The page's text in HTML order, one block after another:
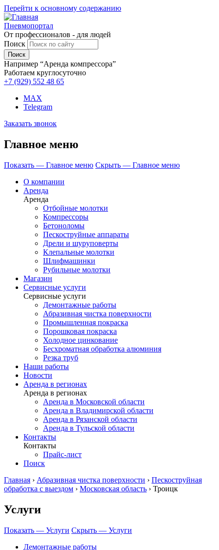
Перейти к основному содержанию
Пневмопортал
От профессионалов - для людей
Поиск
Например “Аренда компрессора”
Работаем круглосуточно
+7 (929) 552 48 65
MAX
Telegram
Заказать звонок
Главное меню
Показать — Главное меню Скрыть — Главное меню
О компании
Аренда
Аренда
Отбойные молотки
Компрессоры
Бетоноломы
Пескоструйные аппараты
Дрели и шуруповерты
Клепальные молотки
Шлифмашинки
Рубильные молотки
Магазин
Сервисные услуги
Сервисные услуги
Демонтажные работы
Абразивная чистка поверхности
Промышленная покраска
Порошковая покраска
Холодное цинкование
Бесхроматная обработка алюминия
Резка труб
Наши работы
Новости
Аренда в регионах
Аренда в регионах
Аренда в Московской области
Аренда в Владимирской области
Аренда в Рязанской области
Аренда в Тульской области
Контакты
Контакты
Прайс-лист
Поиск
Главная › Абразивная чистка поверхности › Пескоструйная
обработка с выездом › Московская область › Троицк
Услуги
Показать — Услуги Скрыть — Услуги
Демонтажные работы